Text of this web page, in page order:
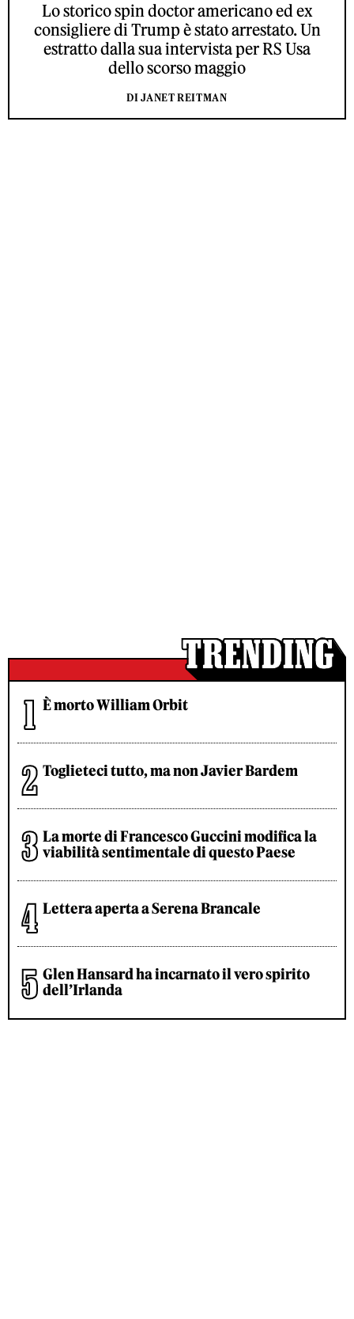
Lo storico spin doctor americano ed ex
consigliere di Trump è stato arrestato. Un
estratto dalla sua intervista per RS Usa
dello scorso maggio
DI JANET REITMAN
È morto William Orbit
Toglieteci tutto, ma non Javier Bardem
La morte di Francesco Guccini modifica la
viabilità sentimentale di questo Paese
Lettera aperta a Serena Brancale
Glen Hansard ha incarnato il vero spirito
dell’Irlanda